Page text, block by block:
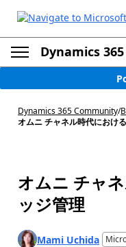
Dynamics
Dynamics 365 Community/
オムニ チャネル時代におけ
オムニ チャ
ッジ管理
Mami Uchida